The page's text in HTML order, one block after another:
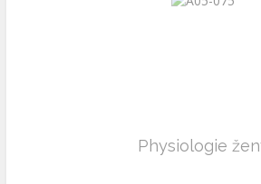
Physiologie